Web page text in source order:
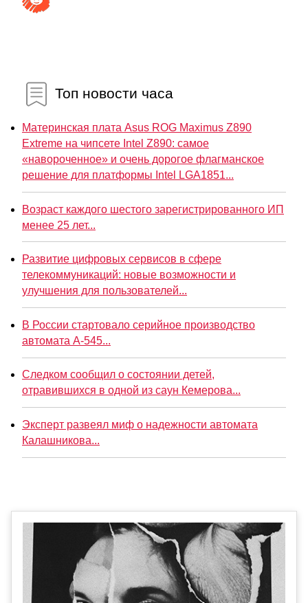
Топ новости часа
Материнская плата Asus ROG Maximus Z890
Extreme на чипсете Intel Z890: самое
«навороченное» и очень дорогое флагманское
решение для платформы Intel LGA1851...
Возраст каждого шестого зарегистрированного ИП
менее 25 лет...
Развитие цифровых сервисов в сфере
телекоммуникаций: новые возможности и
улучшения для пользователей...
В России стартовало серийное производство
автомата А-545...
Следком сообщил о состоянии детей,
отравившихся в одной из саун Кемерова...
Эксперт развеял миф о надежности автомата
Калашникова...